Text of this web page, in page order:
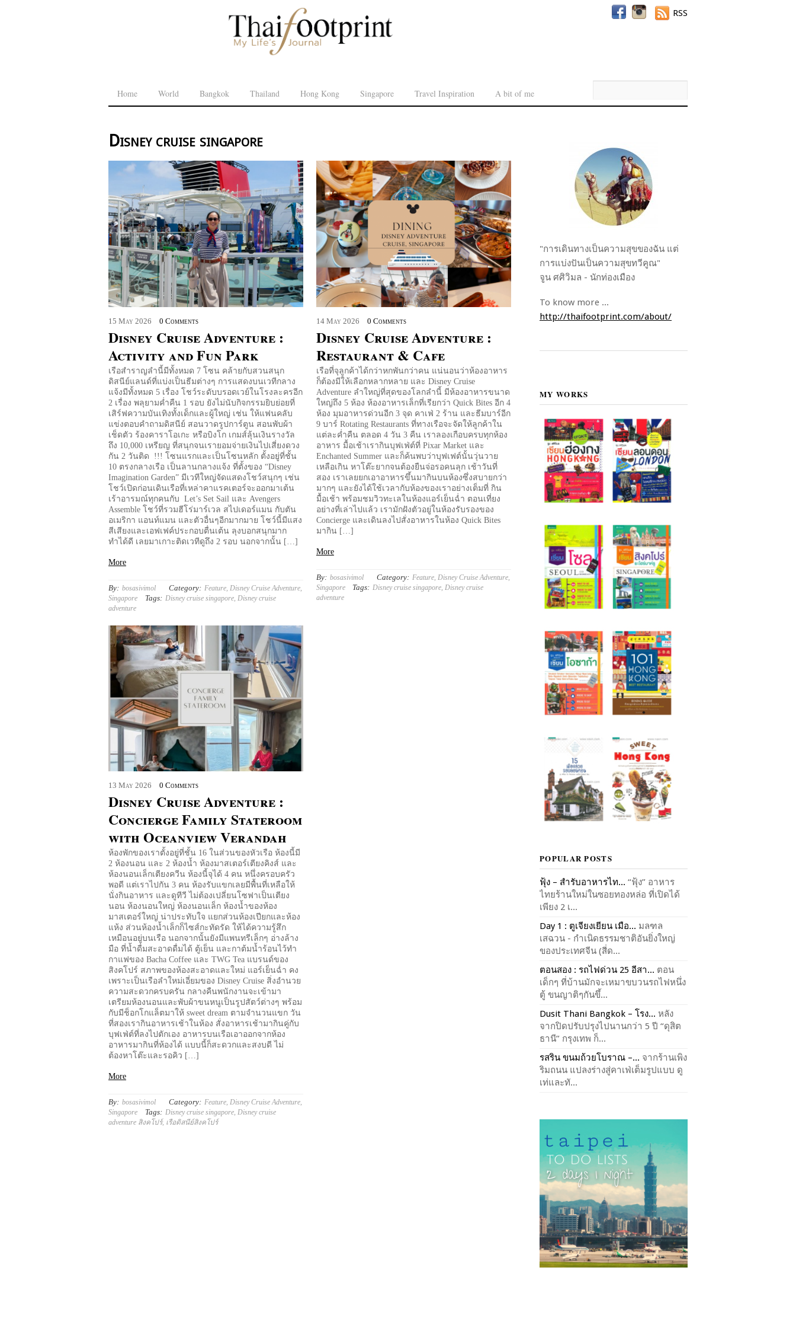
Home World Bangkok Thailand Hong Kong Singapore Travel Inspiration A bit of me
RSS
Disney cruise singapore
15 May 2026 0 Comments
Disney Cruise Adventure :
Activity and Fun Park
เรือสำราญลำนี้มีทั้งหมด 7 โซน คล้ายกับสวนสนุก
ดิสนีย์แลนด์ที่แบ่งเป็นธีมต่างๆ การแสดงบนเวทีกลาง
แจ้งมีทั้งหมด 5 เรื่อง โชว์ระดับบรอดเวย์ในโรงละครอีก
2 เรื่อง พลุยามค่ำคืน 1 รอบ ยังไม่นับกิจกรรมยิบย่อยที่
เสิร์ฟความบันเทิงทั้งเด็กและผู้ใหญ่ เช่น ให้แฟนคลับ
แข่งตอบคำถามดิสนีย์ สอนวาดรูปการ์ตูน สอนพับผ้า
เช็ดตัว ร้องคาราโอเกะ หรือบิงโก เกมส์ลุ้นเงินรางวัล
ถึง 10,000 เหรียญ ที่สนุกจนเรายอมจ่ายเงินไปเสี่ยงดวง
กัน 2 วันติด !!! โซนแรกและเป็นโซนหลัก ตั้งอยู่ที่ชั้น
10 ตรงกลางเรือ เป็นลานกลางแจ้ง ที่ตั้งของ “Disney
Imagination Garden” มีเวทีใหญ่จัดแสดงโชว์สนุกๆ เช่น
โชว์เปิดก่อนเดินเรือที่เหล่าคาแรคเตอร์จะออกมาเต้น
เร้าอารมณ์ทุกคนกับ Let’s Set Sail และ Avengers
Assemble โชว์ที่รวมฮีโร่มาร์เวล สไปเดอร์แมน กับตัน
อเมริกา แอนท์แมน และตัวอื่นๆอีกมากมาย โชว์นี้มีแสง
สีเสียงและเอฟเฟค์ประกอบตื่นเต้น ลุงบอกสนุกมาก
ทำได้ดี เลยมาเกาะติดเวทีดูถึง 2 รอบ นอกจากนั้น […]
More
By: bosasivimol Category: Feature Disney Cruise Adventure
Singapore
Tags: Disney cruise singapore, Disney cruise
adventure
14 May 2026 0 Comments
Disney Cruise Adventure :
Restaurant & Cafe
เรือที่จุลูกค้าได้กว่าหกพันกว่าคน แน่นอนว่าห้องอาหาร
ก็ต้องมีให้เลือกหลากหลาย และ Disney Cruise
Adventure ลำใหญ่ที่สุดของโลกลำนี้ มีห้องอาหารขนาด
ใหญ่ถึง 5 ห้อง ห้องอาหารเล็กที่เรียกว่า Quick Bites อีก 4
ห้อง มุมอาหารด่วนอีก 3 จุด คาเฟ่ 2 ร้าน และธีมบาร์อีก
9 บาร์ Rotating Restaurants ที่ทางเรือจะจัดให้ลูกค้าใน
แต่ละค่ำคืน ตลอด 4 วัน 3 คืน เราลองเกือบครบทุกห้อง
อาหาร มื้อเช้าเรากินบุฟเฟ่ต์ที่ Pixar Market และ
Enchanted Summer และก็ค้นพบว่าบุฟเฟต์นั้นวุ่นวาย
เหลือเกิน หาโต๊ะยากจนต้องยืนจ่อรอคนลุก เช้าวันที่
สอง เราเลยยกเอาอาหารขึ้นมากินบนห้องซึ่งสบายกว่า
มากๆ และยังได้ใช้เวลากับห้องของเราอย่างเต็มที่ กิน
มื้อเช้า พร้อมชมวิวทะเลในห้องแอร์เย็นฉ่ำ ตอนเที่ยง
อย่างที่เล่าไปแล้ว เรามักฝังตัวอยู่ในห้องรับรองของ
Concierge และเดินลงไปสั่งอาหารในห้อง Quick Bites
มากิน […]
More
By: bosasivimol Category: Feature, Disney Cruise Adventure,
Singapore
Tags: Disney cruise singapore Disney cruise
adventure
13 May 2026 0 Comments
Disney Cruise Adventure :
Concierge Family Stateroom
with Oceanview Verandah
ห้องพักของเราตั้งอยู่ที่ชั้น 16 ในส่วนของหัวเรือ ห้องนี้มี
2 ห้องนอน และ 2 ห้องน้ำ ห้องมาสเตอร์เตียงคิงส์ และ
ห้องนอนเล็กเตียงควีน ห้องนี้จุได้ 4 คน หนึ่งครอบครัว
พอดี แต่เราไปกัน 3 คน ห้องรับแขกเลยมีพื้นที่เหลือให้
นั่งกินอาหาร และดูทีวี ไม่ต้องเปลี่ยนโซฟาเป็นเตียง
นอน ห้องนอนใหญ่ ห้องนอนเล็ก ห้องน้ำของห้อง
มาสเตอร์ใหญ่ น่าประทับใจ แยกส่วนห้องเปียกและห้อง
แห้ง ส่วนห้องน้ำเล็กก็ไซส์กะทัดรัด ให้ได้ความรู้สึก
เหมือนอยู่บนเรือ นอกจากนั้นยังมีแพนทรีเล็กๆ อ่างล้าง
มือ ที่น้ำดื่มสะอาดดื่มได้ ตู้เย็น และกาต้มน้ำร้อนไว้ทำ
กาแฟของ Bacha Coffee และ TWG Tea แบรนด์ของ
สิงคโปร์ สภาพของห้องสะอาดและใหม่ แอร์เย็นฉ่ำ คง
เพราะเป็นเรือลำใหม่เอี่ยมของ Disney Cruise สิ่งอำนวย
ความสะดวกครบครัน กลางคืนพนักงานจะเข้ามา
เตรียมห้องนอนและพับผ้าขนหนูเป็นรูปสัตว์ต่างๆ พร้อม
กับมีช็อกโกแล็ตมาให้ sweet dream ตามจำนวนแขก วัน
ที่สองเรากินอาหารเช้าในห้อง สั่งอาหารเช้ามากินคู่กับ
บุฟเฟ่ต์ที่ลงไปตักเอง อาหารบนเรือเอาออกจากห้อง
อาหารมากินที่ห้องได้ แบบนี้ก็สะดวกและสงบดี ไม่
ต้องหาโต๊ะและรอคิว […]
More
By: bosasivimol Category: Feature,Disney Cruise Adventure,
Singapore
Tags: Disney cruise singapore, Disney cruise
adventure สิงคโปร์, เรือดิสนีย์สิงคโปร์
"การเดินทางเป็นความสุขของฉัน แต่
การแบ่งปันเป็นความสุขทวีคูณ"
จูน ศศิวิมล - นักท่องเมือง
To know more ...
http://thaifootprint.com/about/
MY WORKS
POPULAR POSTS
ฟุ้ง – สำรับอาหารไท... “ฟุ้ง” อาหาร
ไทยร้านใหม่ในซอยทองหล่อ ที่เปิดได้
เพียง 2 เ...
Day 1 : ตูเจียงเยียน เมือ... มลฑล
เสฉวน - กำเนิดธรรมชาติอันยิ่งใหญ่
ของประเทศจีน (สี่ด...
ตอนสอง : รถไฟด่วน 25 อีสา... ตอน
เด็กๆ ที่บ้านมักจะเหมาขบวนรถไฟหนึ่ง
ตู้ ขนญาติๆกันขึ้...
Dusit Thani Bangkok – โรง... หลัง
จากปิดปรับปรุงไปนานกว่า 5 ปี “ดุสิต
ธานี” กรุงเทพ ก็...
รสริน ขนมถ้วยโบราณ –... จากร้านเพิง
ริมถนน แปลงร่างสู่คาเฟ่เต็มรูปแบบ ดู
เท่และทั...